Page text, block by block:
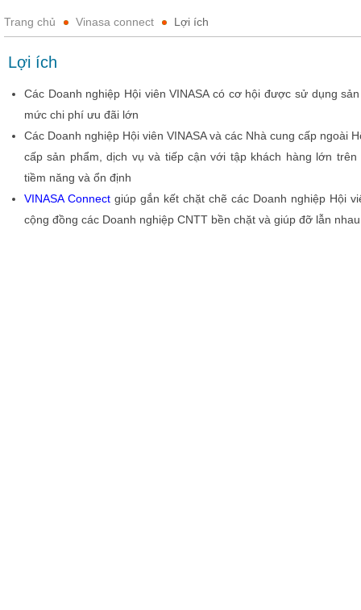
Trang chủ Vinasa connect Lợi ích
Lợi ích
Các Doanh nghiệp Hội viên VINASA có cơ hội được sử dụng
mức chi phí ưu đãi lớn
Các Doanh nghiệp Hội viên VINASA và các Nhà cung cấp ngoài
cấp sản phẩm, dịch vụ và tiếp cận với tập khách hàng lớn
tiềm năng và ổn định
VINASA Connect giúp gắn kết chặt chẽ các Doanh nghiệp Hội
cộng đồng các Doanh nghiệp CNTT bền chặt và giúp đỡ lẫn